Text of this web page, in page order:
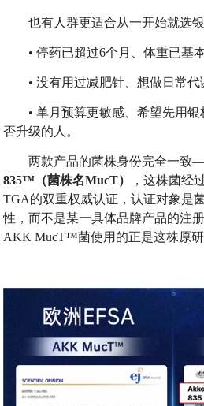
也有人群更适合从一开始就选银
• 停药已超过6个月、体重已基
• 没有用过减肥针、想做日常代
• 单月预算更敏感、希望先用
否升级的人。
两款产品的菌株身份完全一
835™ （菌株名MucT）
，这株菌经
TGA的双重权威认证，认证对象是
性，而不是某一具体品牌产品的注
AKK MucT™菌使用的正是这株原研